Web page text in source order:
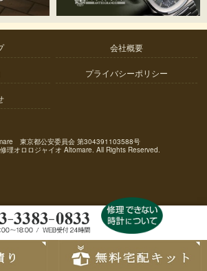
会社概要
プライバシーポリシー
東京都公安委員会 第304391103588号
理オロロジャイオ Altomare. All Rights Reserved.